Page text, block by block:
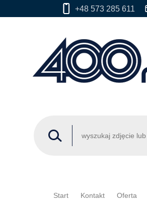
+48 573 285 611
Start Kontakt Oferta